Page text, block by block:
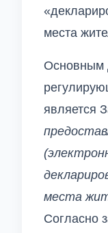
места
Основным
является
места
Согласно